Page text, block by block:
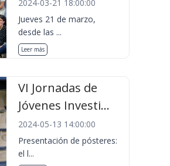
2024-03-21 18:00:00
Jueves 21 de marzo,
desde las ...
Leer más
VI Jornadas de
Jóvenes Investi...
2024-05-13 14:00:00
Presentación de pósteres:
el l...